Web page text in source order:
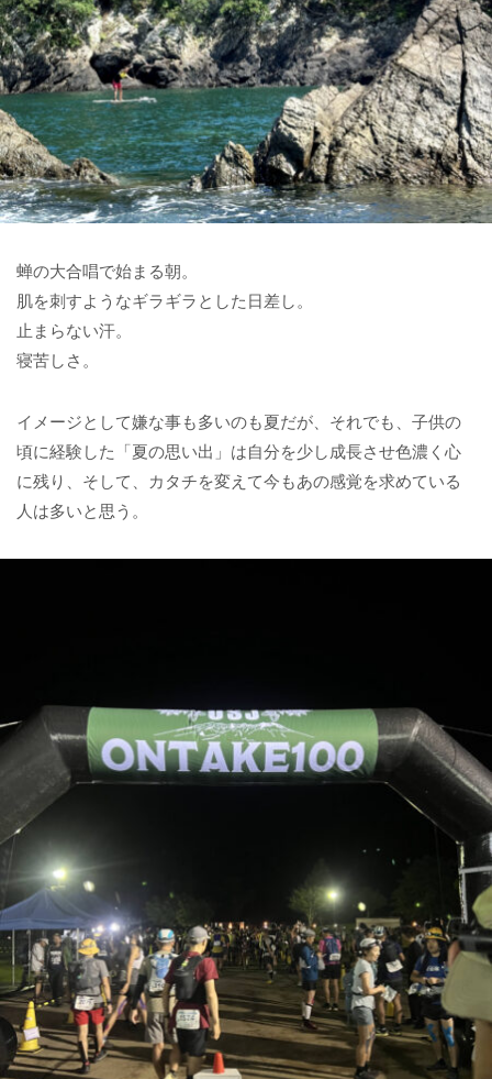
蝉の大合唱で始まる朝。
肌を刺すようなギラギラとした日差し。
止まらない汗。
寝苦しさ。
イメージとして嫌な事も多いのも夏だが、 それでも、子供の
頃に経験した「夏の思い出」は自分を少し成長させ色濃く心
に残り、 そして、カタチを変えて今もあの感覚を求めている
人は多いと思う。